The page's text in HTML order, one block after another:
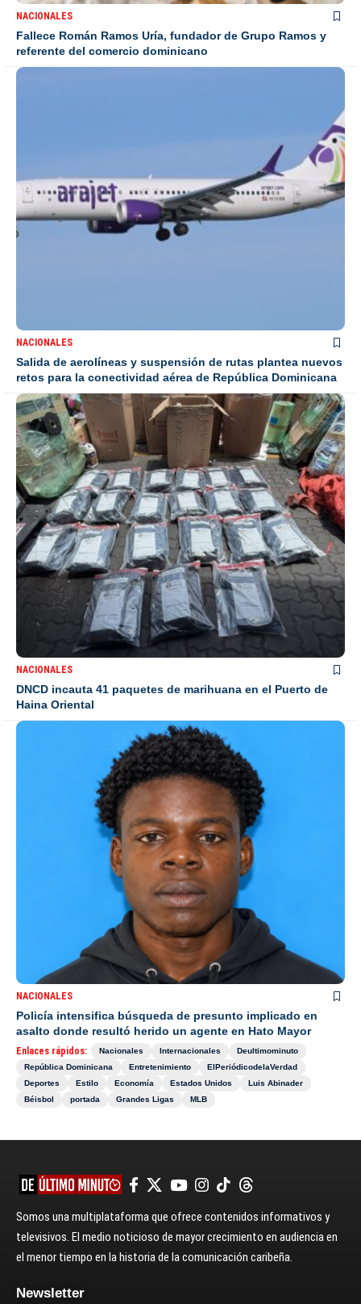
NACIONALES
Fallece Román Ramos Uría, fundador de Grupo Ramos y
referente del comercio dominicano
NACIONALES
Salida de aerolíneas y suspensión de rutas plantea nuevos
retos para la conectividad aérea de República Dominicana
NACIONALES
DNCD incauta 41 paquetes de marihuana en el Puerto de
Haina Oriental
NACIONALES
Policía intensifica búsqueda de presunto implicado en
asalto donde resultó herido un agente en Hato Mayor
Enlaces rápidos: Nacionales Internacionales
Deultimominuto
República Dominicana
Entretenimiento
ElPeriódicodelaVerdad
Deportes
Estilo Economía Estados Unidos
Luis Abinader
Béisbol
portada Grandes Ligas MLB
Somos una multiplataforma que ofrece contenidos informativos y
televisivos. El medio noticioso de mayor crecimiento en audiencia en
el menor tiempo en la historia de la comunicación caribeña.
Newsletter